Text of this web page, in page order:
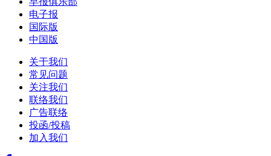
电子报
国际版
中国版
关于我们
常见问题
关注我们
联络我们
广告联络
投函/投稿
加入我们